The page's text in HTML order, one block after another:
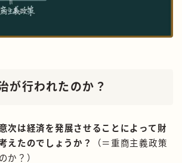
が行われたのか？
次は経済を発展させることによって財
えたのでしょうか？
（＝重商主義政策
か？）